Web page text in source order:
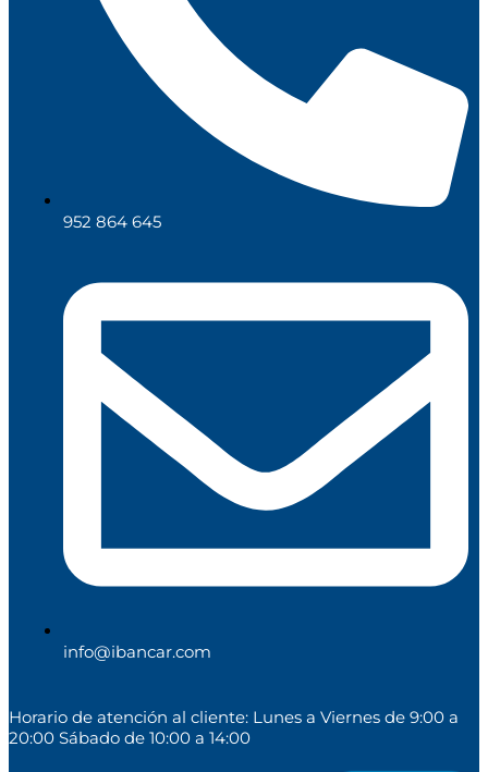
952 864 645
info@ibancar.com
Horario de atención al cliente: Lunes a Viernes de 9:00 a
20:00 Sábado de 10:00 a 14:00